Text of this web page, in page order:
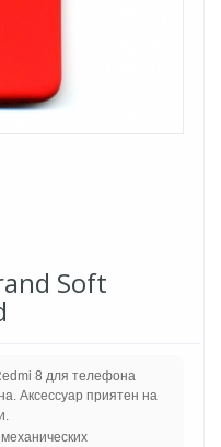
Soft
8 для телефона
Аксессуар приятен на